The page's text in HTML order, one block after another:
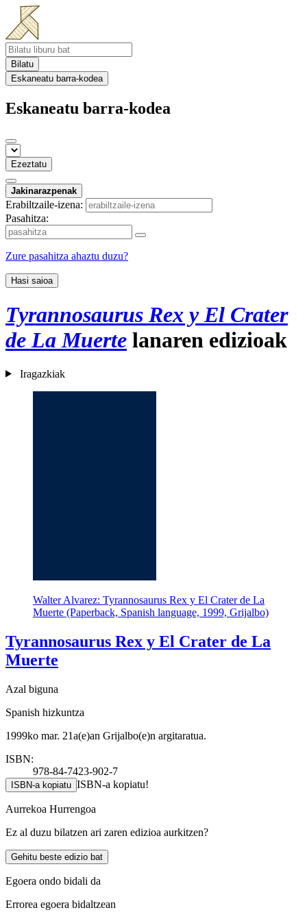
Bilatu
Eskaneatu barra-kodea
Eskaneatu barra-kodea
Ezeztatu
Jakinarazpenak
Erabiltzaile-izena:
Pasahitza:
Zure pasahitza ahaztu duzu?
Hasi saioa
Tyrannosaurus Rex y El Crater
de La Muerte lanaren edizioak
Iragazkiak
Walter Alvarez: Tyrannosaurus Rex y El Crater de La
Muerte (Paperback, Spanish language, 1999, Grijalbo)
Tyrannosaurus Rex y El Crater de La
Muerte
Azal biguna
Spanish hizkuntza
1999ko mar. 21a(e)an Grijalbo(e)n argitaratua.
ISBN:
978-84-7423-902-7
ISBN-a kopiatu ISBN-a kopiatu!
Aurrekoa Hurrengoa
Ez al duzu bilatzen ari zaren edizioa aurkitzen?
Gehitu beste edizio bat
Egoera ondo bidali da
Errorea egoera bidaltzean